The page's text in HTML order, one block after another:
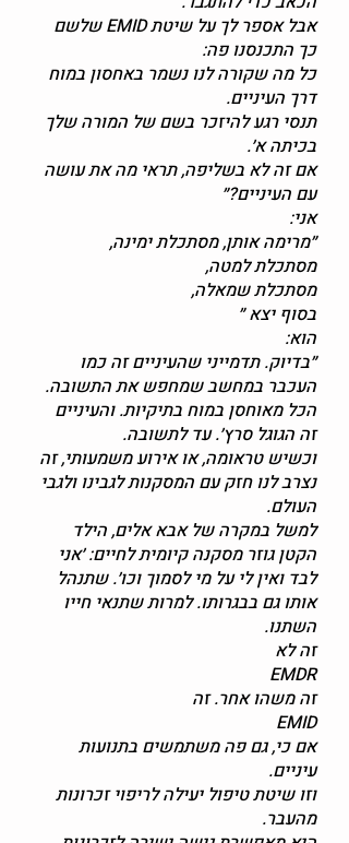
אבל אספר לך על שיטת EMID שלשם
כך התכנסנו פה:
כל מה שקורה לנו נשמר באחסון במוח
דרך העיניים.
תנסי רגע להיזכר בשם של המורה שלך
בכיתה א׳.
אם זה לא בשליפה, תראי מה את עושה
עם העיניים?״
אני:
״מרימה אותן, מסתכלת ימינה,
מסתכלת למטה,
מסתכלת שמאלה,
בסוף יצא ״
הוא:
״בדיוק. תדמייני שהעיניים זה כמו
העכבר במחשב שמחפש את התשובה.
הכל מאוחסן במוח בתיקיות. והעיניים
זה הגוגל סרץ׳. עד לתשובה.
וכשיש טראומה, או אירוע משמעותי, זה
נצרב לנו חזק עם המסקנות לגבינו ולגבי
העולם.
למשל במקרה של אבא אלים, הילד
הקטן גוזר מסקנה קיומית לחיים: ׳אני
לבד ואין לי על מי לסמוך וכו׳. שתנהל
אותו גם בבגרותו. למרות שתנאי חייו
השתנו.
זה לא
זה משהו אחר. זה
אם כי, גם פה משתמשים בתנועות
עיניים.
וזו שיטת טיפול יעילה לריפוי זכרונות
מהעבר.